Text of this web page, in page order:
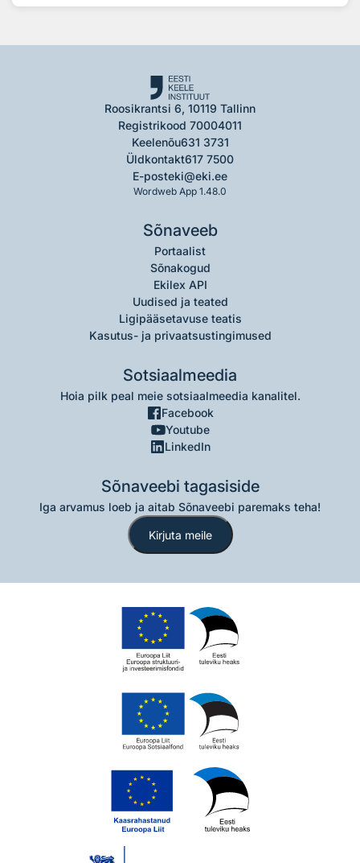
Roosikrantsi 6, 10119 Tallinn
Registrikood 70004011
Keelenõu631 3731
Üldkontakt617 7500
E-posteki@eki.ee
Wordweb App 1.48.0
Sõnaveeb
Portaalist
Sõnakogud
Ekilex API
Uudised ja teated
Ligipääsetavuse teatis
Kasutus- ja privaatsustingimused
Sotsiaalmeedia
Hoia pilk peal meie sotsiaalmeedia kanalitel.
Facebook
Youtube
LinkedIn
Sõnaveebi tagasiside
Iga arvamus loeb ja aitab Sõnaveebi paremaks teha!
Kirjuta meile